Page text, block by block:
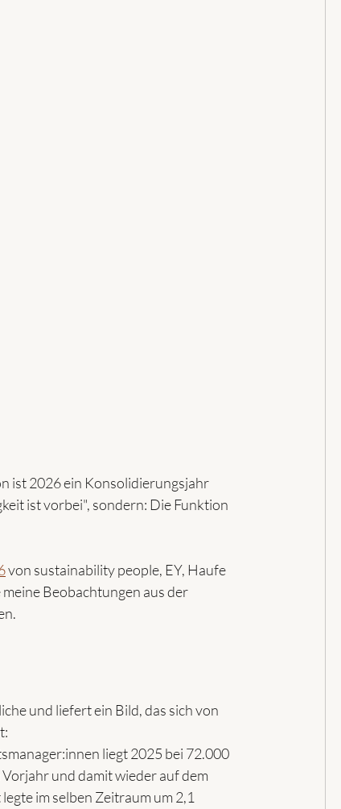
ist 2026 ein Konsolidierungsjahr
ist vorbei", sondern: Die Funktion
von sustainability people, EY, Haufe
Beobachtungen aus der
und liefert ein Bild, das sich von
liegt 2025 bei 72.000
und damit wieder auf dem
im selben Zeitraum um 2,1